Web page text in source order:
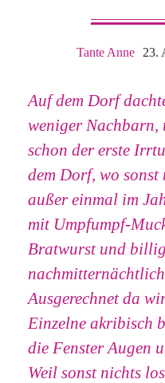
Tante Anne 23.
Auf dem Dorf
weniger Nachbarn,
schon der erste
dem Dorf, wo
außer einmal im
mit Umpfumpf-
Bratwurst und
Ausgerechnet da
Einzelne akribisch
die Fenster Augen
Weil sonst nichts